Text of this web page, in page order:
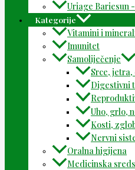
Uriage Bariesun
Kategorije
Vitamini i
Imunitet
Samoliječenje
Srce,
Digestivni
Uho, grlo,
Kosti,
Nervni
Oralna higijena
Medicinska